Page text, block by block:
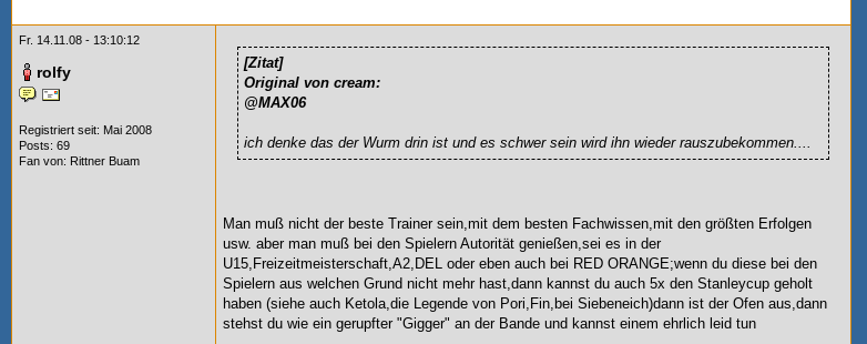
Fr. 14.11.08 - 13:10:12
rolfy
Registriert seit: Mai 2008
Posts: 69
Fan von: Rittner Buam
[Zitat]
Original von cream:
@MAX06
ich denke das der Wurm drin ist und es schwer sein wird ihn wieder rauszubekommen....
Man muß nicht der beste Trainer sein,mit dem besten Fachwissen,mit den größten Erfolgen
usw. aber man muß bei den Spielern Autorität genießen,sei es in der
U15,Freizeitmeisterschaft,A2,DEL oder eben auch bei RED ORANGE;wenn du diese bei den
Spielern aus welchen Grund nicht mehr hast,dann kannst du auch 5x den Stanleycup geholt
haben (siehe auch Ketola,die Legende von Pori,Fin,bei Siebeneich)dann ist der Ofen aus,dann
stehst du wie ein gerupfter "Gigger" an der Bande und kannst einem ehrlich leid tun